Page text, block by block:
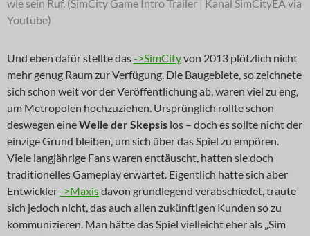
wie sein Ruf. (SimCity Game Intro Trailer | Kanal SimCityEA via
Youtube)
Und eben dafür stellte das->SimCityvon 2013 plötzlich nicht
mehr genug Raum zur Verfügung. Die Baugebiete, so zeichnete
sich schon weit vor der Veröffentlichung ab, waren viel zu eng,
um Metropolen hochzuziehen. Ursprünglich rollte schon
deswegen eineWelle der Skepsis los – doch es sollte nicht der
einzige Grund bleiben, um sich über das Spiel zu empören.
Viele langjährige Fans waren enttäuscht, hatten sie doch
traditionelles Gameplay erwartet. Eigentlich hatte sich aber
Entwickler->Maxisdavon grundlegend verabschiedet, traute
sich jedoch nicht, das auch allen zukünftigen Kunden so zu
kommunizieren. Man hätte das Spiel vielleicht eher als „Sim